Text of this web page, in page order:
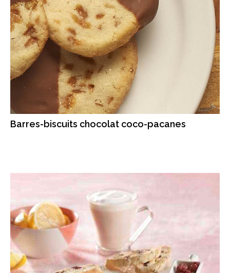
Barres-biscuits chocolat coco-pacanes